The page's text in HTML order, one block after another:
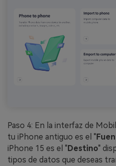
Paso 4: En la interfaz de
tu iPhone antiguo es el "
iPhone 15 es el " Destino"
tipos de datos que deseas